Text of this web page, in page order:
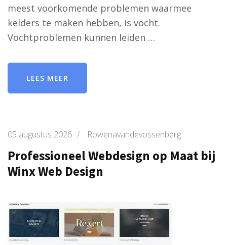
meest voorkomende problemen waarmee
kelders te maken hebben, is vocht.
Vochtproblemen kunnen leiden …
LEES MEER
05 augustus 2026 / Rowenavandevossenberg
Professioneel Webdesign op Maat bij
Winx Web Design